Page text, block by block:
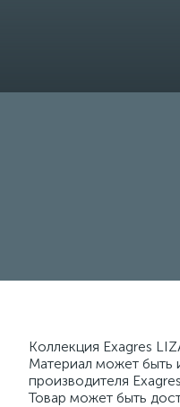
Коллекция Exagres
Материал может быть
производителя
Товар может быть